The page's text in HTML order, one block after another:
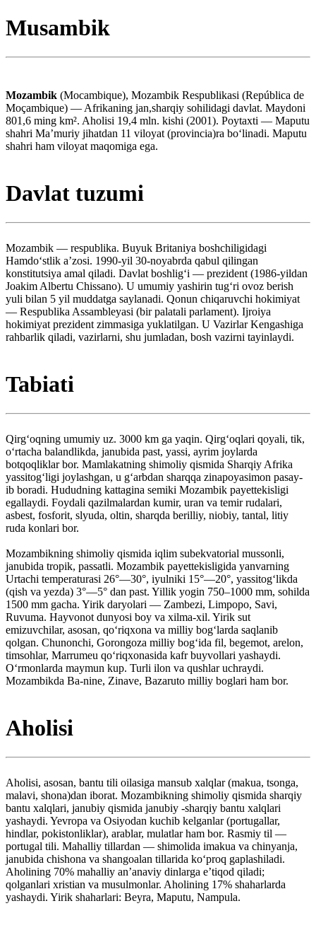
Musambik
Mozambik (Mocambique), Mozambik Respublikasi (República de
Moçambique) — Afrikaning jan,sharqiy sohilidagi davlat. Maydoni
801,6 ming km². Aholisi 19,4 mln. kishi (2001). Poytaxti — Maputu
shahri Maʼmuriy jihatdan 11 viloyat (provincia)ra boʻlinadi. Maputu
shahri ham viloyat maqomiga ega.
Davlat tuzumi
Mozambik — respublika. Buyuk Britaniya boshchiligidagi
Hamdoʻstlik aʼzosi. 1990-yil 30-noyabrda qabul qilingan
konstitutsiya amal qiladi. Davlat boshligʻi — prezident (1986-yildan
Joakim Albertu Chissano). U umumiy yashirin tugʻri ovoz berish
yuli bilan 5 yil muddatga saylanadi. Qonun chiqaruvchi hokimiyat
— Respublika Assambleyasi (bir palatali parlament). Ijroiya
hokimiyat prezident zimmasiga yuklatilgan. U Vazirlar Kengashiga
rahbarlik qiladi, vazirlarni, shu jumladan, bosh vazirni tayinlaydi.
Tabiati
Qirgʻoqning umumiy uz. 3000 km ga yaqin. Qirgʻoqlari qoyali, tik,
oʻrtacha balandlikda, janubida past, yassi, ayrim joylarda
botqoqliklar bor. Mamlakatning shimoliy qismida Sharqiy Afrika
yassitogʻligi joylashgan, u gʻarbdan sharqqa zinapoyasimon pasay-
ib boradi. Hududning kattagina semiki Mozambik payettekisligi
egallaydi. Foydali qazilmalardan kumir, uran va temir rudalari,
asbest, fosforit, slyuda, oltin, sharqda berilliy, niobiy, tantal, litiy
ruda konlari bor.
Mozambikning shimoliy qismida iqlim subekvatorial mussonli,
janubida tropik, passatli. Mozambik payettekisligida yanvarning
Urtachi temperaturasi 26°—30°, iyulniki 15°—20°, yassitogʻlikda
(qish va yezda) 3°—5° dan past. Yillik yogin 750–1000 mm, sohilda
1500 mm gacha. Yirik daryolari — Zambezi, Limpopo, Savi,
Ruvuma. Hayvonot dunyosi boy va xilma-xil. Yirik sut
emizuvchilar, asosan, qoʻriqxona va milliy bogʻlarda saqlanib
qolgan. Chunonchi, Gorongoza milliy bogʻida fil, begemot, arelon,
timsohlar, Marrumeu qoʻriqxonasida kafr buyvollari yashaydi.
Oʻrmonlarda maymun kup. Turli ilon va qushlar uchraydi.
Mozambikda Ba-nine, Zinave, Bazaruto milliy boglari ham bor.
Aholisi
Aholisi, asosan, bantu tili oilasiga mansub xalqlar (makua, tsonga,
malavi, shona)dan iborat. Mozambikning shimoliy qismida sharqiy
bantu xalqlari, janubiy qismida janubiy -sharqiy bantu xalqlari
yashaydi. Yevropa va Osiyodan kuchib kelganlar (portugallar,
hindlar, pokistonliklar), arablar, mulatlar ham bor. Rasmiy til —
portugal tili. Mahalliy tillardan — shimolida imakua va chinyanja,
janubida chishona va shangoalan tillarida koʻproq gaplashiladi.
Aholining 70% mahalliy anʼanaviy dinlarga eʼtiqod qiladi;
qolganlari xristian va musulmonlar. Aholining 17% shaharlarda
yashaydi. Yirik shaharlari: Beyra, Maputu, Nampula.